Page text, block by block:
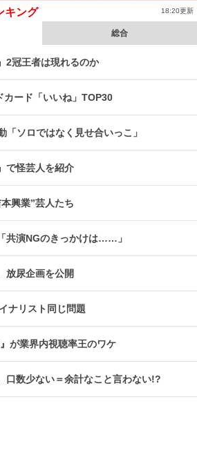
キング 18:20更新
総合
2冠王者は現れるのか
カード「いいね」TOP30
「ソロではなく見せ合いっこ」
で怪芸人を紹介
興業”芸人たち
共演NGのきっかけは……」
放尿企画を公開
ナリスト同じ問題
が業界内視聴率王のワケ
口数少ない＝余計なこと言わない!?